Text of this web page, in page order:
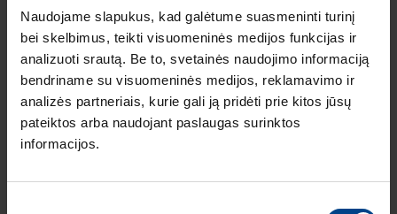
Naudojame slapukus, kad galėtume suasmeninti turinį
bei skelbimus, teikti visuomeninės medijos funkcijas ir
analizuoti srautą. Be to, svetainės naudojimo informaciją
bendriname su visuomeninės medijos, reklamavimo ir
analizės partneriais, kurie gali ją pridėti prie kitos jūsų
pateiktos arba naudojant paslaugas surinktos
informacijos.
Skaitymo laikas: 4
min
Elektromobilių
įkrovimo
sprendimai: kaip
pasirinkti tinkamą
stotelę skirtingiems
poreikiams